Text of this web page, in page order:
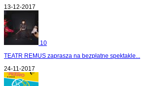
13-12-2017
10
TEATR REMUS zaprasza na bezpłatne spektakle...
24-11-2017